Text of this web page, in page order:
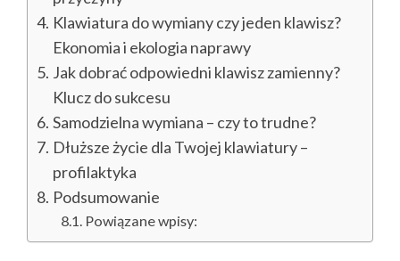
Klawiatura do wymiany czy jeden klawisz?
Ekonomia i ekologia naprawy
Jak dobrać odpowiedni klawisz zamienny?
Klucz do sukcesu
Samodzielna wymiana – czy to trudne?
Dłuższe życie dla Twojej klawiatury –
profilaktyka
Podsumowanie
Powiązane wpisy: